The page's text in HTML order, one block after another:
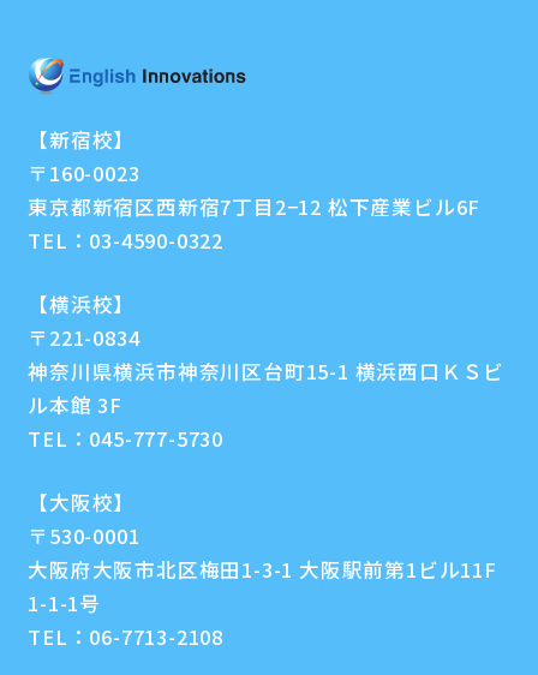
【新宿校】
〒160-0023
東京都新宿区西新宿7丁目2−12 松下産業ビル6F
TEL： 03-4590-0322
【横浜校】
〒221-0834
神奈川県横浜市神奈川区台町15-1 横浜西口ＫＳビ
ル本館 3F
TEL： 045-777-5730
【大阪校】
〒530-0001
大阪府大阪市北区梅田1-3-1 大阪駅前第1ビル11F
1-1-1号
TEL： 06-7713-2108